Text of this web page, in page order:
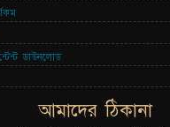
আমাদের ঠিকানা
ডাউনলোড